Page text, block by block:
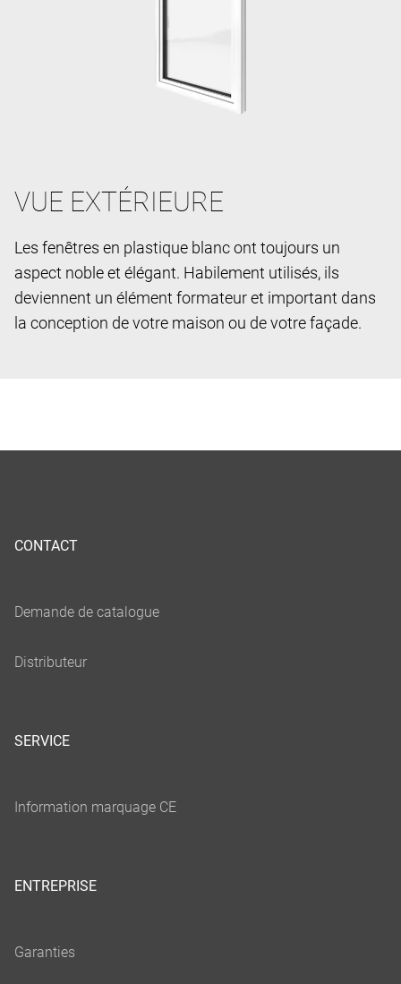
VUE EXTÉRIEURE
Les fenêtres en plastique blanc ont toujours un
aspect noble et élégant. Habilement utilisés, ils
deviennent un élément formateur et important dans
la conception de votre maison ou de votre façade.
CONTACT
SERVICE
ENTREPRISE